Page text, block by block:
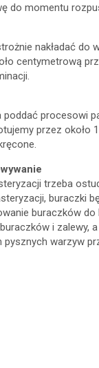
do momentu
nakładać do
centymetrową
poddać procesowi
przez około
trzeba
buraczki
buraczków
i zalewy,
warzyw